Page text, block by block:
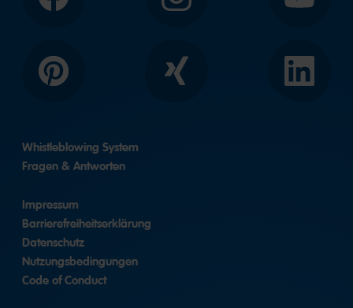
Pinterest Xing LinkedIn
Whistleblowing System
Fragen & Antworten
Impressum
Barrierefreiheitserklärung
Datenschutz
Nutzungsbedingungen
Code of Conduct